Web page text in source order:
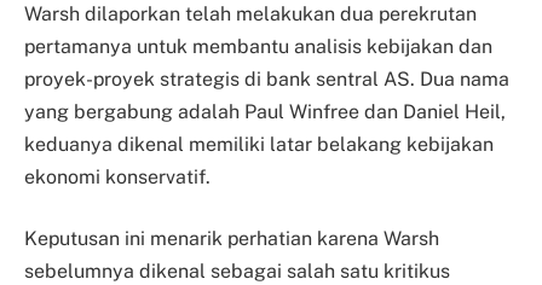
Warsh dilaporkan telah melakukan dua perekrutan
pertamanya untuk membantu analisis kebijakan dan
proyek-proyek strategis di bank sentral AS. Dua nama
yang bergabung adalah Paul Winfree dan Daniel Heil,
keduanya dikenal memiliki latar belakang kebijakan
ekonomi konservatif.
Keputusan ini menarik perhatian karena Warsh
sebelumnya dikenal sebagai salah satu kritikus